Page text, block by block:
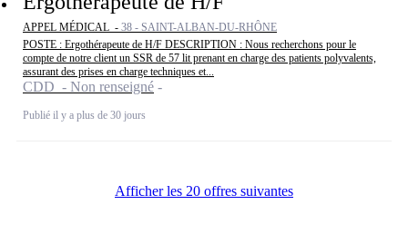
APPEL MÉDICAL - 38 - SAINT-ALBAN-DU-RHÔNE
POSTE : Ergothérapeute de H/F DESCRIPTION : Nous recherchons pour le
compte de notre client un SSR de 57 lit prenant en charge des patients polyvalents,
assurant des prises en charge techniques et...
CDD - Non renseigné
Publié il y a plus de 30 jours
Afficher les 20 offres suivantes